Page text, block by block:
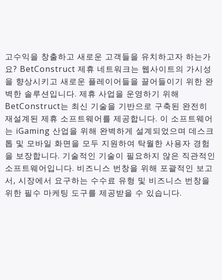
고수익을 창출하고 새로운 고객들을 유치하고자 하는가
요? BetConstruct 제휴 네트워크는 웹사이트의 가시성
을 향상시키고 새로운 플레이어들을 끌어들이기 위한 완
벽한 솔루션입니다. 제휴 사업을 운영하기 위해
BetConstruct는 최신 기술을 기반으로 구축된 완전히
재설계된 제휴 소프트웨어를 제공합니다. 이 소프트웨어
는 iGaming 산업을 위해 완벽하게 설계되었으며 데스크
톱 및 모바일 화면을 모두 지원하여 탁월한 사용자 경험
을 보장합니다. 기술적인 기술이 필요하지 않은 직관적인
소프트웨어입니다. 비즈니스 번창을 위해 포괄적인 보고
서, 시장에서 요구하는 수수료 유형 및 비즈니스 번창을
위한 필수 마케팅 도구를 제공받을 수 있습니다.